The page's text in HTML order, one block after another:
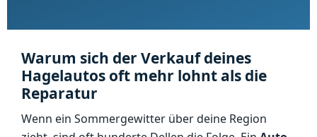
Warum sich der Verkauf deines
Hagelautos oft mehr lohnt als die
Reparatur
Wenn ein Sommergewitter über deine Region